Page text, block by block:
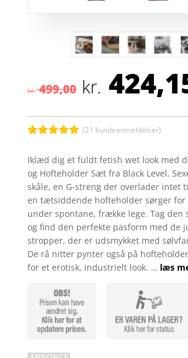
kr.499,00 Den
pris
var:
kr. 499,00.
kr.
af 5
baseret på
kundebedøm
melser
(21 kundeanmeldelser)
Iklæd dig et fuldt fetish wet look med
og Hofteholder Sæt fra Black Level.
skåle, en G-streng der overlader intet
en tætsiddende hofteholder sørger for
under spontane, frække lege. Tag den
og find den perfekte pasform med de
stropper, der er udsmykket med
De rå nitter pynter også på
for et erotisk, industrielt look. … læs